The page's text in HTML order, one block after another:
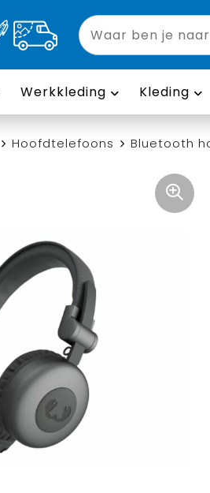
Werkkleding Kleding
Hoofdtelefoons Bluetooth